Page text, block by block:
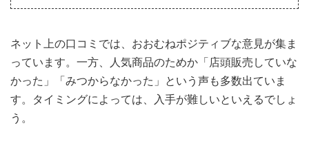
ネット上の口コミでは、おおむねポジティブな意見が集ま
っています。一方、人気商品のためか「店頭販売していな
かった」「みつからなかった」という声も多数出ていま
す。タイミングによっては、入手が難しいといえるでしょ
う。